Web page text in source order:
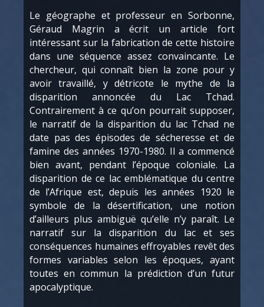
Le géographe et professeur en Sorbonne,
Géraud Magrin a écrit un article fort
intéressant sur la fabrication de cette histoire
dans une séquence assez convaincante. Le
chercheur, qui connaît bien la zone pour y
avoir travaillé, y détricote le mythe de la
disparition annoncée du Lac Tchad.
Contrairement à ce qu’on pourrait supposer,
le narratif de la disparition du lac Tchad ne
date pas des épisodes de sécheresse et de
famine des années 1970-1980. Il a commencé
bien avant, pendant l’époque coloniale. La
disparition de ce lac emblématique du centre
de l’Afrique est, depuis les années 1920 le
symbole de la désertification, une notion
d’ailleurs plus ambiguë qu’elle n’y paraît. Le
narratif sur la disparition du lac et ses
conséquences humaines effroyables revêt des
formes variables selon les époques, ayant
toutes en commun la prédiction d’un futur
apocalyptique.